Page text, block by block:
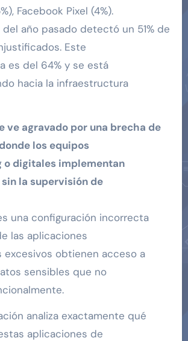
Facebook Pixel (4%).
año pasado detectó un 51% de
Este
es del 64% y se está
hacia la infraestructura
ve agravado por una brecha de
los equipos
o digitales implementan
la supervisión de
una configuración incorrecta
las aplicaciones
excesivos obtienen acceso a
sensibles que no
analiza exactamente qué
aplicaciones de